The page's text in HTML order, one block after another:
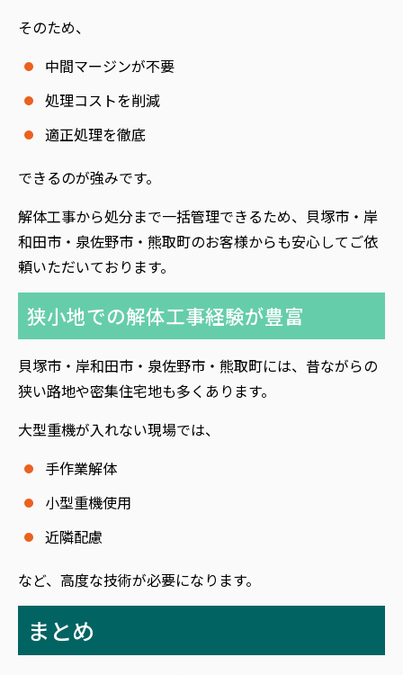
そのため、
中間マージンが不要
処理コストを削減
適正処理を徹底
できるのが強みです。
解体工事から処分まで一括管理できるため、貝塚市・岸
和田市・泉佐野市・熊取町のお客様からも安心してご依
頼いただいております。
狭小地での解体工事経験が豊富
貝塚市・岸和田市・泉佐野市・熊取町には、昔ながらの
狭い路地や密集住宅地も多くあります。
大型重機が入れない現場では、
手作業解体
小型重機使用
近隣配慮
など、高度な技術が必要になります。
まとめ